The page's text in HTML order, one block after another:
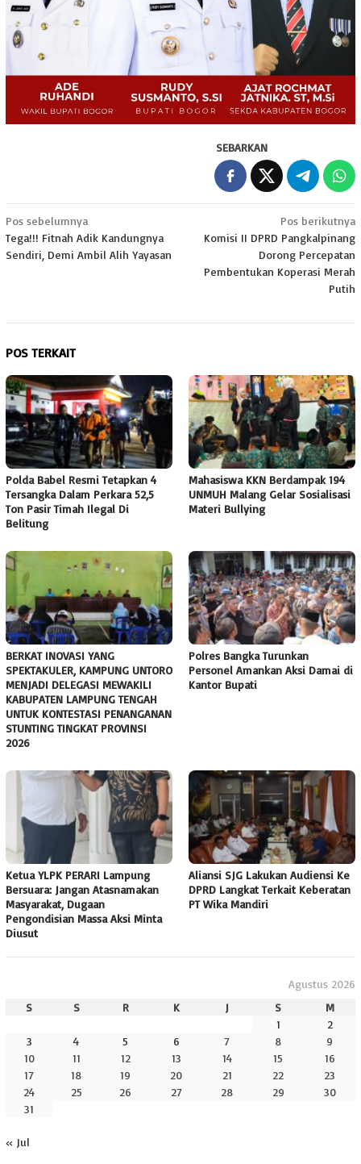
SEBARKAN
Navigasi
pos
Pos sebelumnya
Tega!!! Fitnah Adik Kandungnya
Sendiri, Demi Ambil Alih Yayasan
Pos berikutnya
Komisi II DPRD Pangkalpinang
Dorong Percepatan
Pembentukan Koperasi Merah
Putih
POS TERKAIT
Polda Babel Resmi Tetapkan 4
Tersangka Dalam Perkara 52,5
Ton Pasir Timah Ilegal Di
Belitung
Mahasiswa KKN Berdampak 194
UNMUH Malang Gelar Sosialisasi
Materi Bullying
BERKAT INOVASI YANG
SPEKTAKULER, KAMPUNG UNTORO
MENJADI DELEGASI MEWAKILI
KABUPATEN LAMPUNG TENGAH
UNTUK KONTESTASI PENANGANAN
STUNTING TINGKAT PROVINSI
2026
Polres Bangka Turunkan
Personel Amankan Aksi Damai di
Kantor Bupati
Ketua YLPK PERARI Lampung
Bersuara: Jangan Atasnamakan
Masyarakat, Dugaan
Pengondisian Massa Aksi Minta
Diusut
Aliansi SJG Lakukan Audiensi Ke
DPRD Langkat Terkait Keberatan
PT Wika Mandiri
Agustus 2026
S
S R K J S
M
1
2
3
4 5 6 7 8
9
10
11 12 13 14 15
16
17
18 19 20 21 22
23
24
25 26 27 28 29
30
31
« Jul